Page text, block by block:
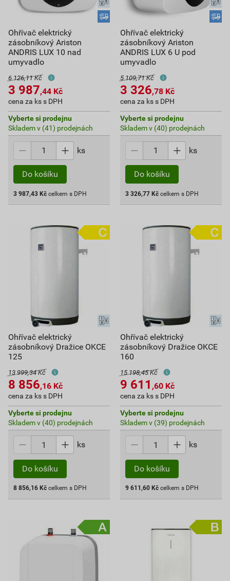
Ohřívač elektrický
zásobníkový Ariston
ANDRIS LUX 10 nad
umyvadlo
6 126,11 Kč
3 987,44 Kč
cena za ks s DPH
Vyberte si prodejnu
Skladem v (41) prodejnách
ks
Do košíku
3 987,43 Kč celkem s DPH
Ohřívač elektrický
zásobníkový Ariston
ANDRIS LUX 6 U pod
umyvadlo
5 109,71 Kč
3 326,78 Kč
cena za ks s DPH
Vyberte si prodejnu
Skladem v (40) prodejnách
ks
Do košíku
3 326,77 Kč celkem s DPH
Ohřívač elektrický
zásobníkový Dražice OKCE
125
13 999,34 Kč
8 856,16 Kč
cena za ks s DPH
Vyberte si prodejnu
Skladem v (40) prodejnách
ks
Do košíku
8 856,16 Kč celkem s DPH
Ohřívač elektrický
zásobníkový Dražice OKCE
160
15 198,45 Kč
9 611 ,60 Kč
cena za ks s DPH
Vyberte si prodejnu
Skladem v (39) prodejnách
ks
Do košíku
9 611,60 Kč celkem s DPH